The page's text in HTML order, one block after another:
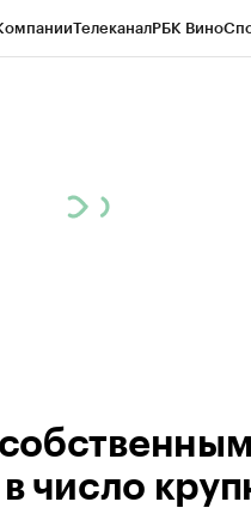
ТелеканалРБК Вино
число